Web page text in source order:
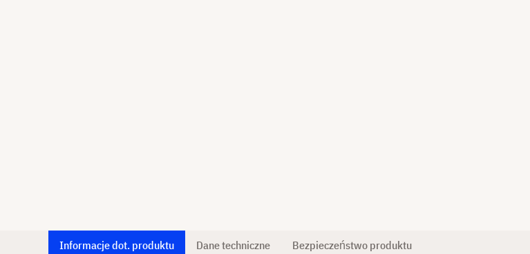
Informacje dot. produktu Dane techniczne Bezpieczeństwo produktu